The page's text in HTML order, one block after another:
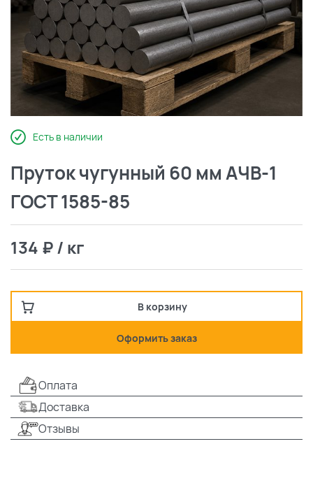
Есть в наличии
Пруток чугунный 60 мм АЧВ-1
ГОСТ 1585-85
134 ₽ / кг
В корзину
Оформить заказ
Оплата
Доставка
Отзывы